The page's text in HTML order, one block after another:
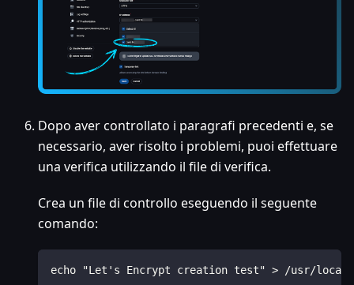
Dopo aver controllato i paragrafi precedenti e, se
necessario, aver risolto i problemi, puoi effettuare
una verifica utilizzando il file di verifica.
Crea un file di controllo eseguendo il seguente
comando:
echo "Let's Encrypt creation test" > /usr/local/